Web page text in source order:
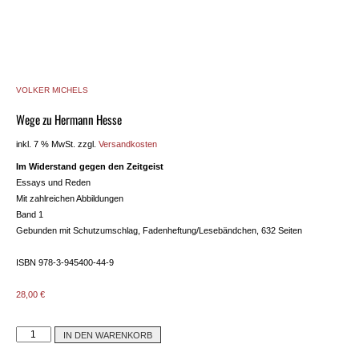
VOLKER MICHELS
Wege zu Hermann Hesse
inkl. 7 % MwSt. zzgl. Versandkosten
Im Widerstand gegen den Zeitgeist
Essays und Reden
Mit zahlreichen Abbildungen
Band 1
Gebunden mit Schutzumschlag, Fadenheftung/Lesebändchen, 632 Seiten
ISBN 978-3-945400-44-9
28,00 €
IN DEN WARENKORB